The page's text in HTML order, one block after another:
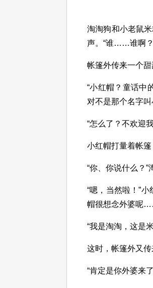
淘淘狗和小老鼠
声。“谁……谁啊？
帐篷外传来一个
“小红帽？童话中
对不是那个名字
“怎么了？不欢迎
小红帽打量着帐篷
“你、你说什么？”
“嗯，当然啦！”
帽很想念外婆呢
“我是淘淘，这是
这时，帐篷外又传
“肯定是你外婆来